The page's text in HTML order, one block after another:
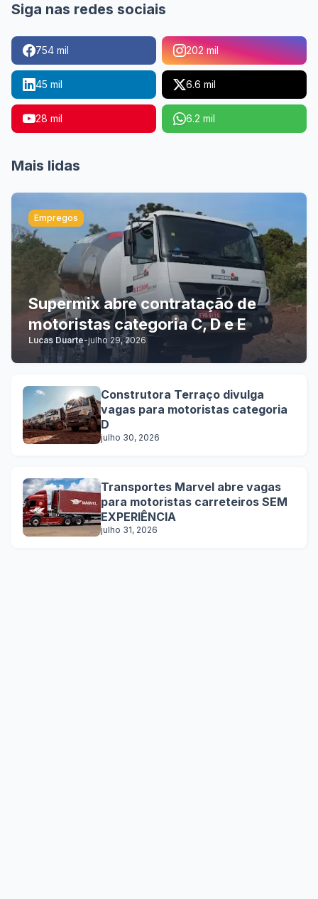
Siga nas redes sociais
754 mil 202 mil
45 mil 6.6 mil
28 mil 6.2 mil
Mais lidas
Empregos
Supermix abre contratação de
motoristas categoria C, D e E
Lucas Duarte-julho 29, 2026
Construtora Terraço divulga
vagas para motoristas categoria
D
julho 30, 2026
Transportes Marvel abre vagas
para motoristas carreteiros SEM
EXPERIÊNCIA
julho 31, 2026